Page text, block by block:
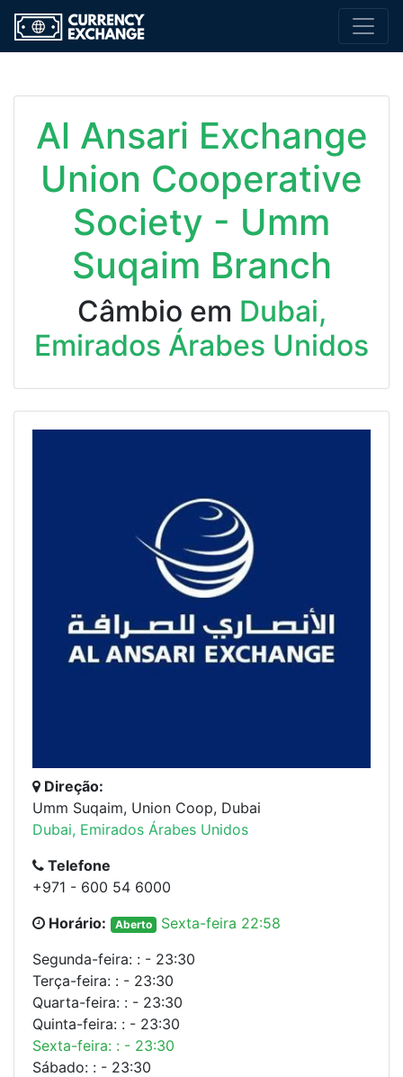
Al Ansari Exchange
Union Cooperative
Society - Umm
Suqaim Branch
Câmbio em Dubai,
Emirados Árabes Unidos
Direção:
Umm Suqaim, Union Coop, Dubai
Dubai, Emirados Árabes Unidos
Telefone
+971 - 600 54 6000
Horário:
Aberto
Sexta-feira 22:58
Segunda-feira: : - 23:30
Terça-feira: : - 23:30
Quarta-feira: : - 23:30
Quinta-feira: : - 23:30
Sexta-feira: : - 23:30
Sábado: : - 23:30